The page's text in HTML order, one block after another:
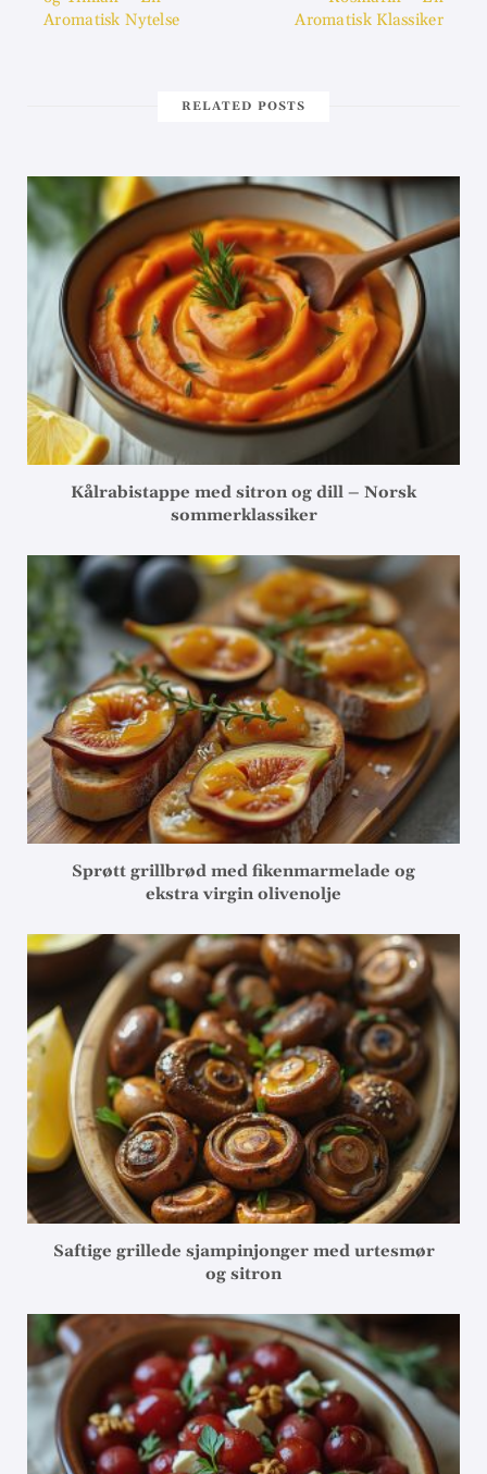
Aromatisk Nytelse
Aromatisk Klassiker
RELATED POSTS
Kålrabistappe med sitron og dill – Norsk
sommerklassiker
Sprøtt grillbrød med fikenmarmelade og
ekstra virgin olivenolje
Saftige grillede sjampinjonger med urtesmør
og sitron